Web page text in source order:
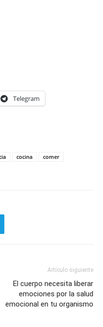
Telegram
cocina
comer
Artículo siguiente
El cuerpo necesita liberar
emociones por la salud
emocional en tu organismo